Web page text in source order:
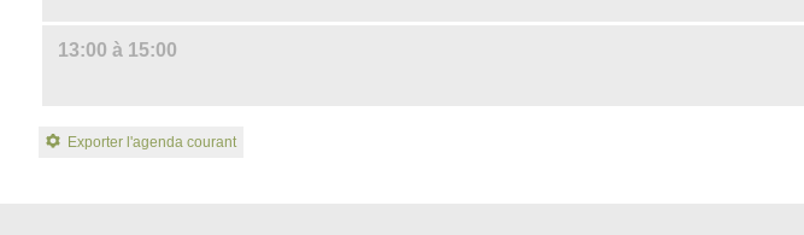
13:00 à 15:00
Exporter l'agenda courant